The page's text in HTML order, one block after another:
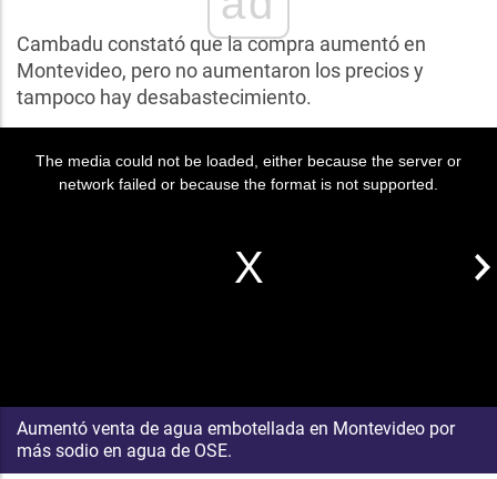
Cambadu constató que la compra aumentó en
Montevideo, pero no aumentaron los precios y
tampoco hay desabastecimiento.
The media could not be loaded, either because the server or
network failed or because the format is not supported.
Aumentó venta de agua embotellada en Montevideo por
más sodio en agua de OSE.